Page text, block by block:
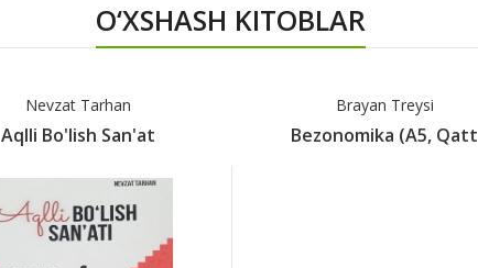
O‘XSHASH KITOBLAR
Nevzat Tarhan
Aqlli Bo'lish San'at
Brayan Treysi
Bezonomika (А5, Qatt